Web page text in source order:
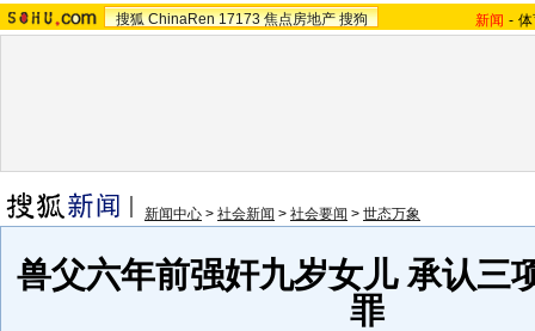
搜狐 ChinaRen 17173 焦点房地产 搜狗 新闻 -
新闻中心 > 社会新闻 > 社会要闻 > 世态万象
兽父六年前强奸九岁女儿 承认三
罪